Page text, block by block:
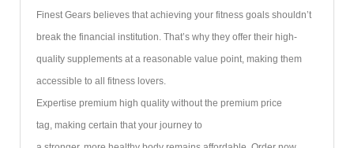
Finest Gears believes that achieving your fitness goals shouldn’t
break the financial institution. That’s why they offer their high-
quality supplements at a reasonable value point, making them
accessible to all fitness lovers.
Expertise premium high quality without the premium price
tag, making certain that your journey to